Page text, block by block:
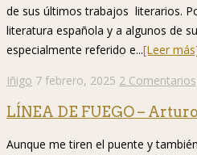
de sus últimos trabajos literarios.
literatura española y a algunos de
especialmente referido e...[Leer
Iñigo 7 febrero, 2025 2 Comentarios
LÍNEA DE FUEGO –
Aunque me tiren el puente y